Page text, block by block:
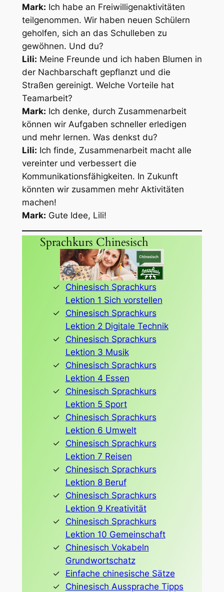
Mark: Ich habe an Freiwilligenaktivitäten
teilgenommen. Wir haben neuen Schülern
geholfen, sich an das Schulleben zu
gewöhnen. Und du?
Lili: Meine Freunde und ich haben Blumen in
der Nachbarschaft gepflanzt und die
Straßen gereinigt. Welche Vorteile hat
Teamarbeit?
Mark: Ich denke, durch Zusammenarbeit
können wir Aufgaben schneller erledigen
und mehr lernen. Was denkst du?
Lili: Ich finde, Zusammenarbeit macht alle
vereinter und verbessert die
Kommunikationsfähigkeiten. In Zukunft
könnten wir zusammen mehr Aktivitäten
machen!
Mark: Gute Idee, Lili!
Sprachkurs Chinesisch
Chinesisch Sprachkurs
Lektion 1 Sich vorstellen
Chinesisch Sprachkurs
Lektion 2 Digitale Technik
Chinesisch Sprachkurs
Lektion 3 Musik
Chinesisch Sprachkurs
Lektion 4 Essen
Chinesisch Sprachkurs
Lektion 5 Sport
Chinesisch Sprachkurs
Lektion 6 Umwelt
Chinesisch Sprachkurs
Lektion 7 Reisen
Chinesisch Sprachkurs
Lektion 8 Beruf
Chinesisch Sprachkurs
Lektion 9 Kreativität
Chinesisch Sprachkurs
Lektion 10 Gemeinschaft
Chinesisch Vokabeln
Grundwortschatz
Einfache chinesische Sätze
Chinesisch Aussprache Tipps